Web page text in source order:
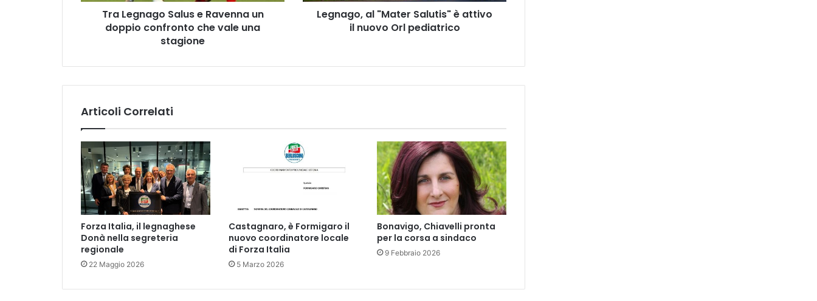
Tra Legnago Salus e Ravenna un
doppio confronto che vale una
stagione
pediatrico
Legnago, al "Mater Salutis" è attivo
il nuovo Orl pediatrico
Articoli Correlati
Forza Italia, il legnaghese
Donà nella segreteria
regionale
22 Maggio 2026
Castagnaro, è Formigaro il
nuovo coordinatore locale
di Forza Italia
5 Marzo 2026
Bonavigo, Chiavelli pronta
per la corsa a sindaco
9 Febbraio 2026